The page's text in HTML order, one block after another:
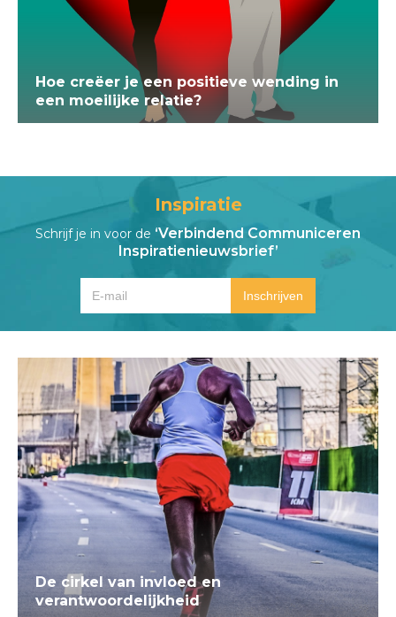
Hoe creëer je een positieve wending in
een moeilijke relatie?
Inspiratie
Schrijf je in voor de ‘Verbindend Communiceren
Inspiratienieuwsbrief’
De cirkel van invloed en
verantwoordelijkheid